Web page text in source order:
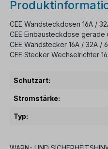
CEE Wandsteckdosen 16A /
CEE Einbausteckdose
CEE Wandstecker 16A / 32A /
CEE Stecker Wechselrichter
Schutzart:
Stromstärke:
Typ: